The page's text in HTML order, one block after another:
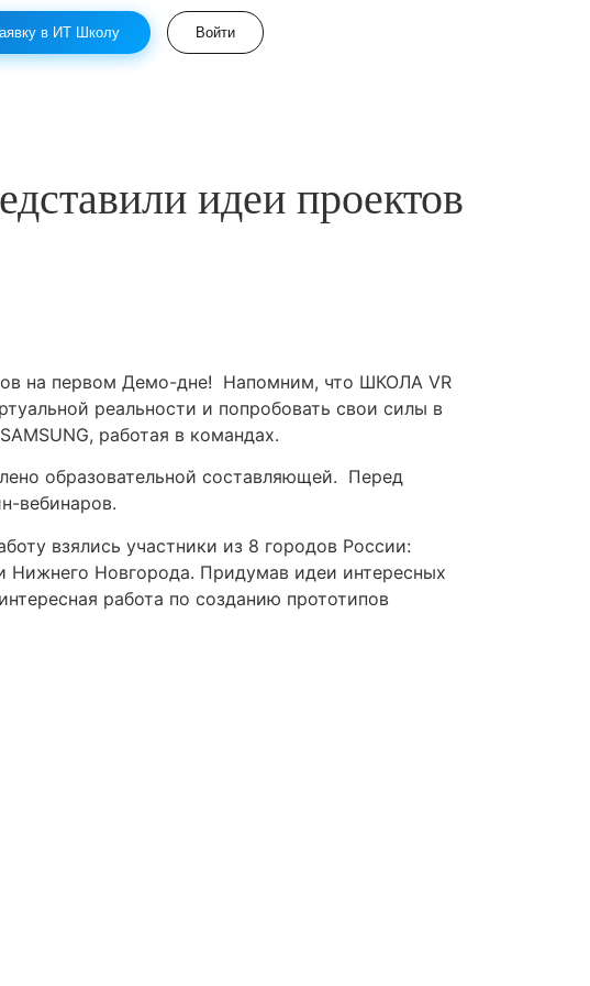
в ИТ Школу Войти
идеи проектов
на первом Демо-дне! Напомним, что ШКОЛА VR
реальности и попробовать свои силы в
работая в командах.
образовательной составляющей. Перед
вебинаров.
взялись участники из 8 городов России:
Нижнего Новгорода. Придумав идеи интересных
работа по созданию прототипов